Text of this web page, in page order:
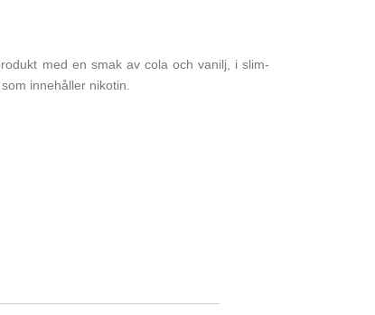
med en smak av cola och vanilj, i slim-
innehåller nikotin.